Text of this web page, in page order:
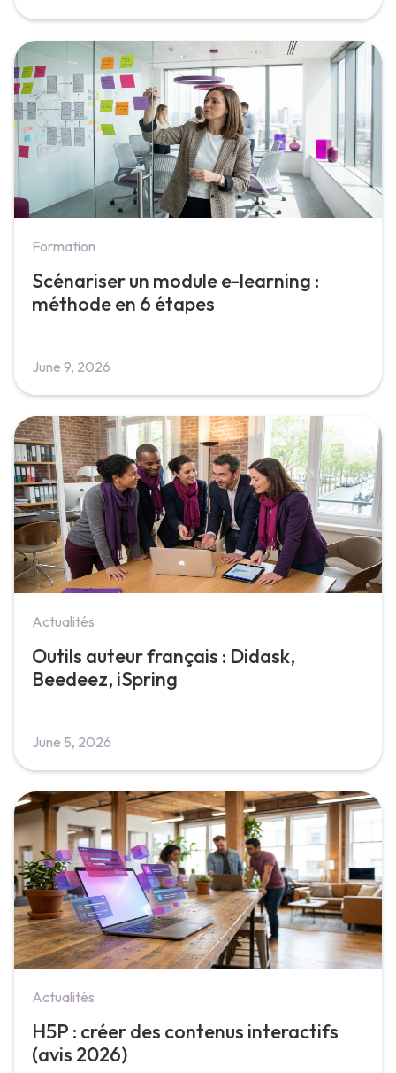
Formation
Scénariser un module e-learning :
méthode en 6 étapes
June 9, 2026
Actualités
Outils auteur français : Didask,
Beedeez, iSpring
June 5, 2026
Actualités
H5P : créer des contenus interactifs
(avis 2026)